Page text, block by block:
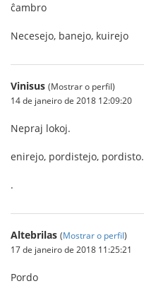
ĉambro
Necesejo, banejo, kuirejo
Vinisus (Mostrar o perfil)
14 de janeiro de 2018 12:09:20
Nepraj lokoj.
enirejo, pordistejo, pordisto.
.
Altebrilas (Mostrar o perfil)
17 de janeiro de 2018 11:25:21
Pordo